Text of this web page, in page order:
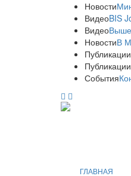
Новости
ВидеоBIS
Видео
НовостиВ
Публикации
Публикации
События
ГЛАВНАЯ